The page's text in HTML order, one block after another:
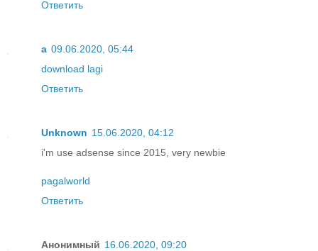
Ответить
a 09.06.2020, 05:44
download lagi
Ответить
Unknown 15.06.2020, 04:12
i'm use adsense since 2015, very newbie
pagalworld
Ответить
Анонимный 16.06.2020, 09:20